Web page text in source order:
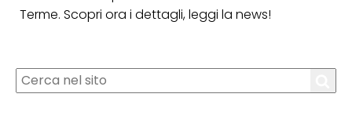
Terme. Scopri ora i dettagli, leggi la news!